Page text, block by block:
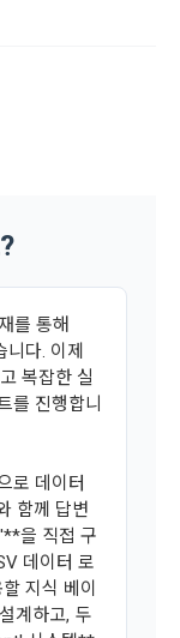
항을 약속하여
“회원”이 본 약
다.
제공하기 위하
가상의 영업장
” 등 사이트에서
운영하는 사이
의 목적에 맞게
를 포함한다.
요소 가운데 최
개인정보보호법
를 어떻게 사용하
공’)하며, 이용목
‘개인정보의 한
어떤 권리를 가
수 있는지를 알려
미만 아동의 개
는지도 함께 안내
품 추천, 각종
고성 정보를 전자
이후에라도 고객
서비스의 이용
의 마케팅 정보
사항에 대해서
지 않습니다.
를 통해
다. 이제
복잡한 실
를 진행합니
로 데이터
함께 답변
을 직접 구
데이터 로
지식 베이
계하고, 두
이내